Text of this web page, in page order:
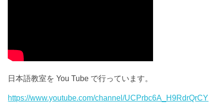
日本語教室を You Tube で行っています。
https://www.youtube.com/channel/UCPrbc6A_H9RdrQrCY